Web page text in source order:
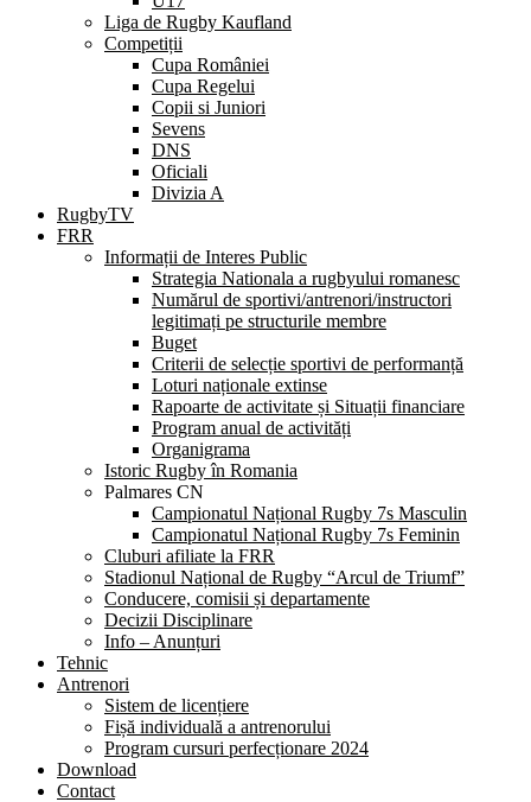
Liga de Rugby Kaufland
Competiții
Cupa României
Cupa Regelui
Copii si Juniori
Sevens
DNS
Oficiali
Divizia A
RugbyTV
FRR
Informații de Interes Public
Strategia Nationala a rugbyului romanesc
Numărul de sportivi/antrenori/instructori
legitimați pe structurile membre
Buget
Criterii de selecție sportivi de performanță
Loturi naționale extinse
Rapoarte de activitate și Situații financiare
Program anual de activități
Organigrama
Istoric Rugby în Romania
Palmares CN
Campionatul Național Rugby 7s Masculin
Campionatul Național Rugby 7s Feminin
Cluburi afiliate la FRR
Stadionul Național de Rugby “Arcul de Triumf”
Conducere, comisii și departamente
Decizii Disciplinare
Info – Anunțuri
Tehnic
Antrenori
Sistem de licențiere
Fișă individuală a antrenorului
Program cursuri perfecționare 2024
Download
Contact